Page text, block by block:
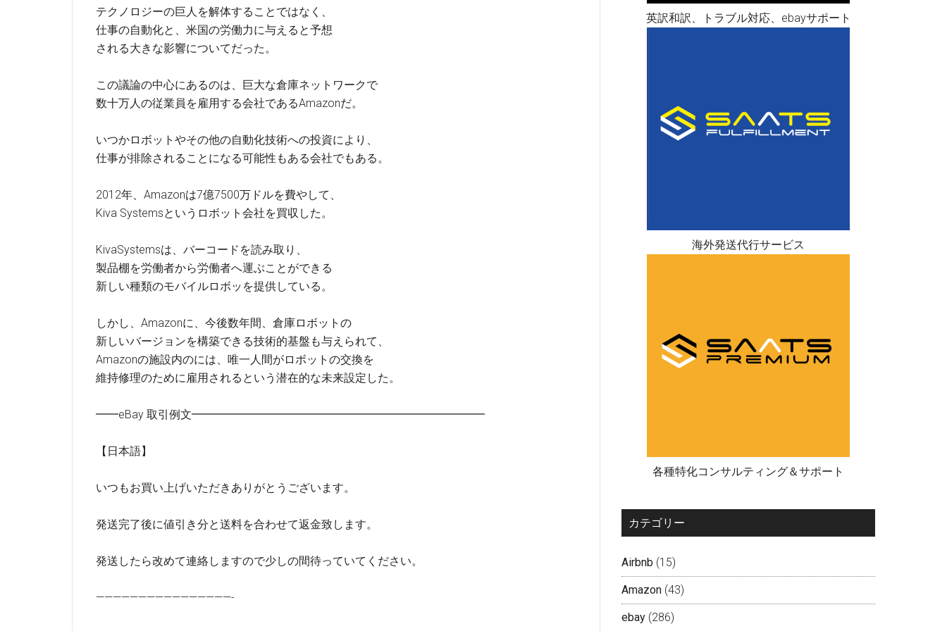
テクノロジーの巨人を解体することではなく、
仕事の自動化と、米国の労働力に与えると予想
される大きな影響についてだった。
この議論の中心にあるのは、巨大な倉庫ネットワークで
数十万人の従業員を雇用する会社であるAmazonだ。
いつかロボットやその他の自動化技術への投資により、
仕事が排除されることになる可能性もある会社でもある。
2012年、Amazonは7億7500万ドルを費やして、
Kiva Systemsというロボット会社を買収した。
KivaSystemsは、バーコードを読み取り、
製品棚を労働者から労働者へ運ぶことができる
新しい種類のモバイルロボッを提供している。
しかし、Amazonに、今後数年間、倉庫ロボットの
新しいバージョンを構築できる技術的基盤も与えられて、
Amazonの施設内のには、唯一人間がロボットの交換を
維持修理のために雇用されるという潜在的な未来設定した。
━━eBay 取引例文━━━━━━━━━━━━━━━━━━━━━━━━━━
【日本語】
いつもお買い上げいただきありがとうございます。
発送完了後に値引き分と送料を合わせて返金致します。
発送したら改めて連絡しますので少しの間待っていてください。
————————————————-
英訳和訳、トラブル対応、ebayサポート
海外発送代行サービス
各種特化コンサルティング＆サポート
カテゴリー
Airbnb (15)
Amazon (43)
ebay (286)